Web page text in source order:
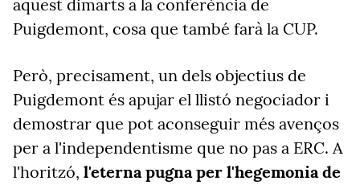
aquest dimarts a la conferència de
Puigdemont, cosa que també farà la CUP.
Però, precisament, un dels objectius de
Puigdemont és apujar el llistó negociador i
demostrar que pot aconseguir més avenços
per a l'independentisme que no pas a ERC. A
l'horitzó, l'eterna pugna per l'hegemonia de